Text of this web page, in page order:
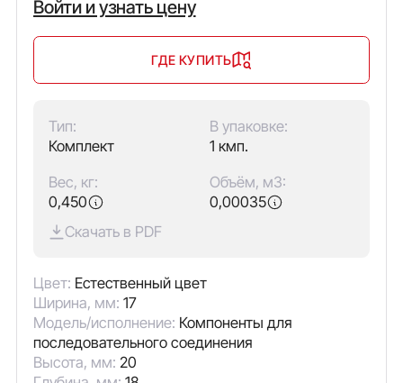
Войти и узнать цену
ГДЕ КУПИТЬ
Тип:
Комплект
В упаковке:
1 кмп.
Вес, кг:
0,450
Объём, м3:
0,00035
Скачать в PDF
Цвет: Естественный цвет
Ширина, мм: 17
Модель/исполнение: Компоненты для
последовательного соединения
Высота, мм: 20